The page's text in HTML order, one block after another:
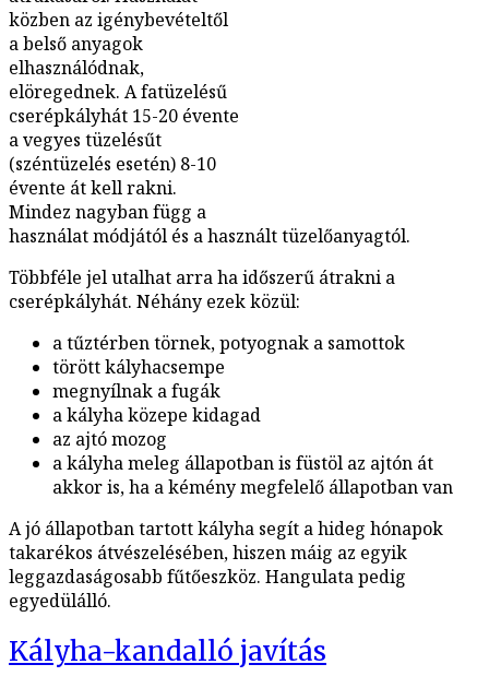
közben az igénybevételtől
a belső anyagok
elhasználódnak,
elöregednek. A fatüzelésű
cserépkályhát 15-20 évente
a vegyes tüzelésűt
(széntüzelés esetén) 8-10
évente át kell rakni.
Mindez nagyban függ a
használat módjától és a használt tüzelőanyagtól.
Többféle jel utalhat arra ha időszerű átrakni a
cserépkályhát. Néhány ezek közül:
a tűztérben törnek, potyognak a samottok
törött kályhacsempe
megnyílnak a fugák
a kályha közepe kidagad
az ajtó mozog
a kályha meleg állapotban is füstöl az ajtón át
akkor is, ha a kémény megfelelő állapotban van
A jó állapotban tartott kályha segít a hideg hónapok
takarékos átvészelésében, hiszen máig az egyik
leggazdaságosabb fűtőeszköz. Hangulata pedig
egyedülálló.
Kályha-kandalló javítás